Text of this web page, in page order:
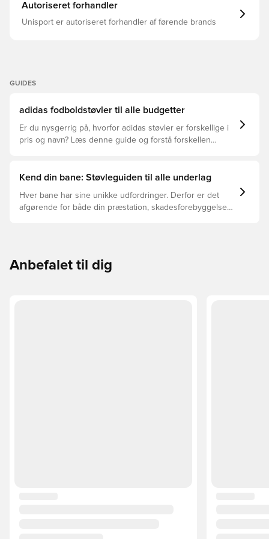
Autoriseret forhandler
Unisport er autoriseret forhandler af førende brands
GUIDES
adidas fodboldstøvler til alle budgetter
Er du nysgerrig på, hvorfor adidas støvler er forskellige i
pris og navn? Læs denne guide og forstå forskellen
Kend din bane: Støvleguiden til alle underlag
Hver bane har sine unikke udfordringer. Derfor er det
afgørende for både din præstation, skadesforebyggelse
Anbefalet til dig